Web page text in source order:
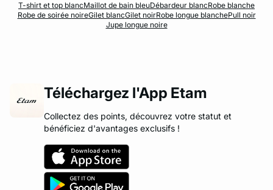
T-shirt et top blancMaillot de bain bleuDébardeur blancRobe blanche
Robe de soirée noireGilet blancGilet noirRobe longue blanchePull noir
Jupe longue noire
Téléchargez l'App Etam
Collectez des points, découvrez votre statut et
bénéficiez d'avantages exclusifs !